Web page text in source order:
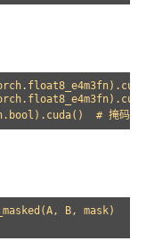
B, mask)